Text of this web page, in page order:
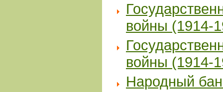
войны (1914-
войны (1914-
Народный